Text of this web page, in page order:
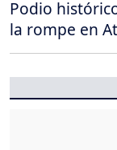
Podio
la rompe en